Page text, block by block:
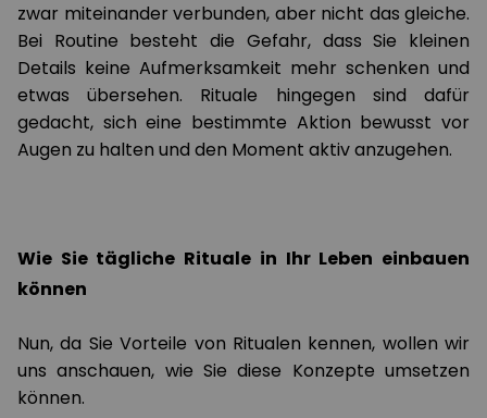
zwar miteinander verbunden, aber nicht das gleiche.
Bei Routine besteht die Gefahr, dass Sie kleinen
Details keine Aufmerksamkeit mehr schenken und
etwas übersehen. Rituale hingegen sind dafür
gedacht, sich eine bestimmte Aktion bewusst vor
Augen zu halten und den Moment aktiv anzugehen.
Wie Sie tägliche Rituale in Ihr Leben einbauen
können
Nun, da Sie Vorteile von Ritualen kennen, wollen wir
uns anschauen, wie Sie diese Konzepte umsetzen
können.